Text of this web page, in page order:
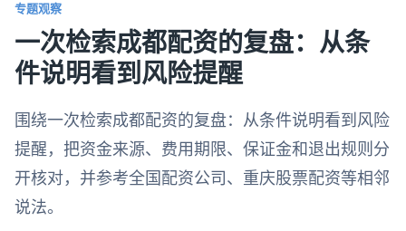
专题观察
一次检索成都配资的复盘：从条
件说明看到风险提醒
围绕一次检索成都配资的复盘：从条件说明看到风险
提醒，把资金来源、费用期限、保证金和退出规则分
开核对，并参考全国配资公司、重庆股票配资等相邻
说法。